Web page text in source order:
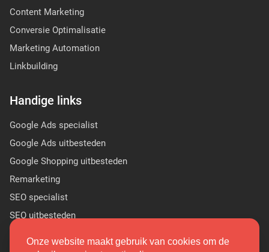
Content Marketing
Conversie Optimalisatie
Marketing Automation
Linkbuilding
Handige links
Google Ads specialist
Google Ads uitbesteden
Google Shopping uitbesteden
Remarketing
SEO specialist
SEO uitbesteden
Onze website maakt gebruik van cookies om de